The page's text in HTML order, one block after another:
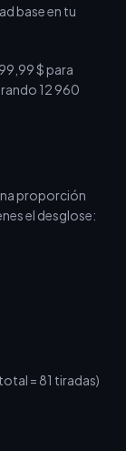
base en tu
$ para
12 960
proporción
el desglose:
= 81 tiradas)